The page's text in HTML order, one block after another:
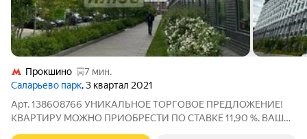
Прокшино
7 мин.
Саларьево парк, 3 квартал 2021
Арт. 138608766 УНИКАЛЬНОЕ ТОРГОВОЕ ПРЕДЛОЖЕНИЕ!
КВАРТИРУ МОЖНО ПРИОБРЕСТИ ПО СТАВКЕ 11,90 %. ВАША